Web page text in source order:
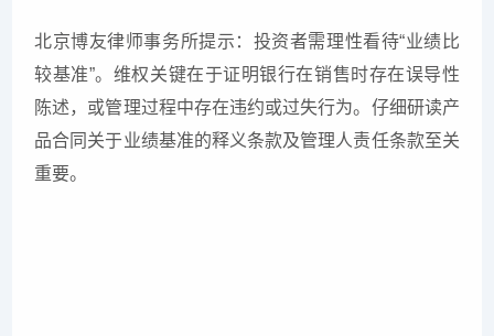
北京博友律师事务所提示：投资者需理性看待“业绩比
较基准”。维权关键在于证明银行在销售时存在误导性
陈述，或管理过程中存在违约或过失行为。仔细研读产
品合同关于业绩基准的释义条款及管理人责任条款至关
重要。